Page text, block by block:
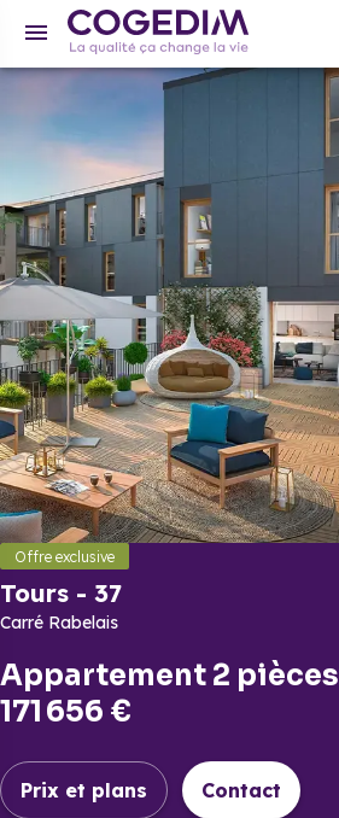
Offre exclusive
Tours - 37
Carré Rabelais
Appartement 2 pièces
171 656 €
Prix et plans Contact